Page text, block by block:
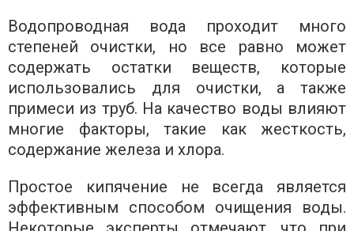
Водопроводная вода проходит много
степеней очистки, но все равно может
содержать остатки веществ, которые
использовались для очистки, а также
примеси из труб. На качество воды влияют
многие факторы, такие как жесткость,
содержание железа и хлора.
Простое кипячение не всегда является
эффективным способом очищения воды.